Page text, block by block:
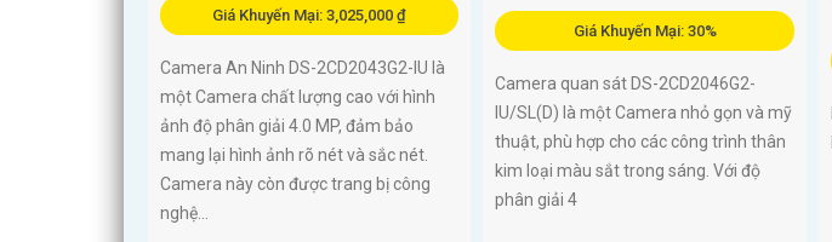
Giá Khuyến Mại: 3,025,000 ₫
Camera An Ninh DS-2CD2043G2-IU là
một Camera chất lượng cao với hình
ảnh độ phân giải 4.0 MP, đảm bảo
mang lại hình ảnh rõ nét và sắc nét.
Camera này còn được trang bị công
nghệ...
Giá Khuyến Mại: 30%
Camera quan sát DS-2CD2046G2-
IU/SL(D) là một Camera nhỏ gọn và mỹ
thuật, phù hợp cho các công trình thân
kim loại màu sắt trong sáng. Với độ
phân giải 4